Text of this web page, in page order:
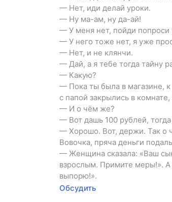
— Нет, иди делай уроки.
— Ну ма-ам, ну да-ай!
— У меня нет, пойди попроси
— У него тоже нет, я уже
— Нет, и не клянчи.
— Дай, а я тебе тогда тайну
— Какую?
— Пока ты была в магазине,
с папой закрылись в
— И о чём же?
— Вот дашь 100 рублей, тогда
— Хорошо. Вот, держи. Так о
Вовочка, пряча деньги
— Женщина сказала: «Ваш
взрослым. Примите меры!». А
выпорю!».
Обсудить